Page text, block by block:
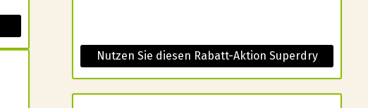
Nutzen Sie diesen Rabatt-Aktion Superdry